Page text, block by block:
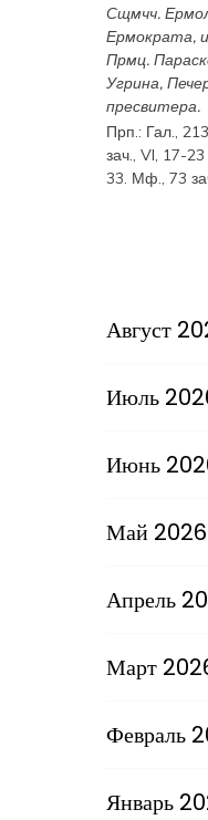
Сщмчч.
Ермократа,
Прмц.
Угрина,
пресвитера.
Прп.: Гал.,
зач., VI, 17-23
33. Мф., 73
Август
Июль
Июнь
Май 2026
Апрель
Март
Февраль
Январь